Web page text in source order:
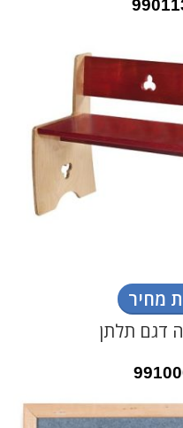
מחיר
דגם תלתן